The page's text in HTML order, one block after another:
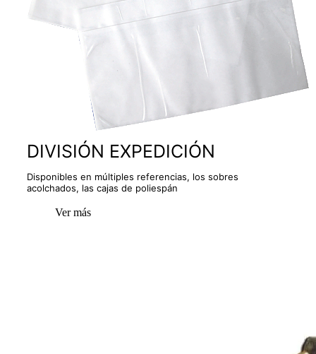
DIVISIÓN EXPEDICIÓN
Disponibles en múltiples referencias, los sobres
acolchados, las cajas de poliespán
Ver más